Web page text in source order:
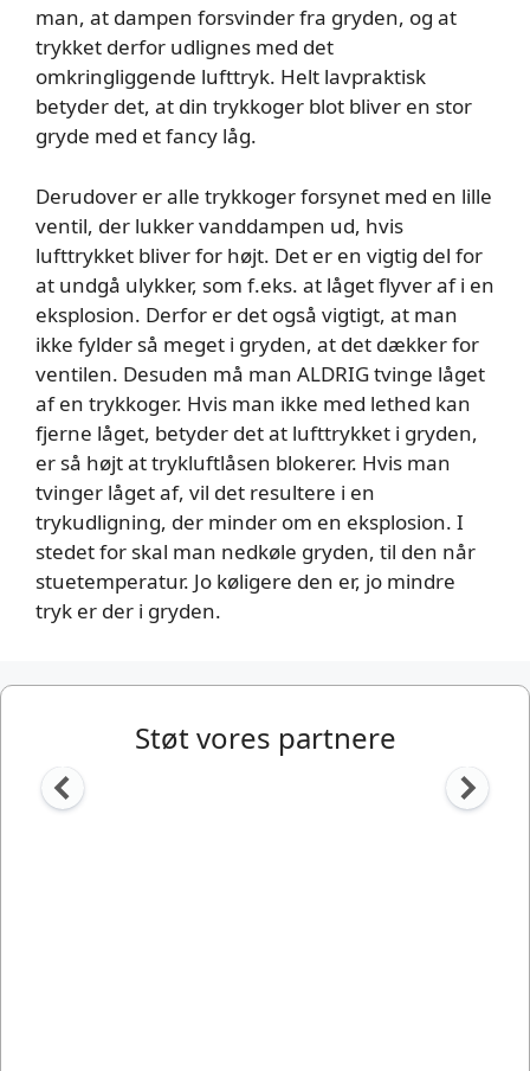
man, at dampen forsvinder fra gryden, og at
trykket derfor udlignes med det
omkringliggende lufttryk. Helt lavpraktisk
betyder det, at din trykkoger blot bliver en stor
gryde med et fancy låg.
Derudover er alle trykkoger forsynet med en lille
ventil, der lukker vanddampen ud, hvis
lufttrykket bliver for højt. Det er en vigtig del for
at undgå ulykker, som f.eks. at låget flyver af i en
eksplosion. Derfor er det også vigtigt, at man
ikke fylder så meget i gryden, at det dækker for
ventilen. Desuden må man ALDRIG tvinge låget
af en trykkoger. Hvis man ikke med lethed kan
fjerne låget, betyder det at lufttrykket i gryden,
er så højt at trykluftlåsen blokerer. Hvis man
tvinger låget af, vil det resultere i en
trykudligning, der minder om en eksplosion. I
stedet for skal man nedkøle gryden, til den når
stuetemperatur. Jo køligere den er, jo mindre
tryk er der i gryden.
Støt vores partnere